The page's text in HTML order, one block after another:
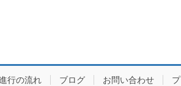
行の流れ ブログ お問い合わせ